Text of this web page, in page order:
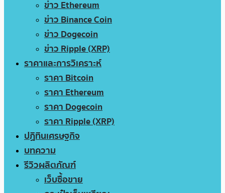
ข่าว Ethereum
ข่าว Binance Coin
ข่าว Dogecoin
ข่าว Ripple (XRP)
ราคาและการวิเคราะห์
ราคา Bitcoin
ราคา Ethereum
ราคา Dogecoin
ราคา Ripple (XRP)
ปฏิทินเศรษฐกิจ
บทความ
รีวิวผลิตภัณฑ์
เว็บซื้อขาย